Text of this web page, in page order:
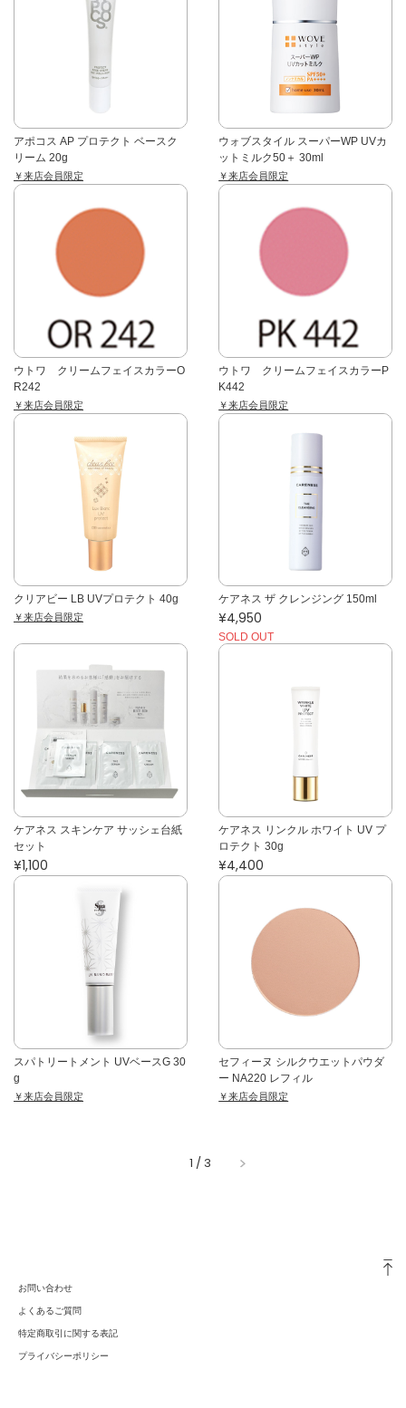
アポコス AP プロテクト ベースク
リーム 20g
￥来店会員限定
ウォブスタイル スーパーWP UVカ
ットミルク50＋ 30ml
￥来店会員限定
ウトワ クリームフェイスカラーO
R242
￥来店会員限定
ウトワ クリームフェイスカラーP
K442
￥来店会員限定
クリアビー LB UVプロテクト 40g
￥来店会員限定
ケアネス ザ クレンジング 150ml
¥4,950
SOLD OUT
ケアネス スキンケア サッシェ台紙
セット
¥1,100
ケアネス リンクル ホワイト UV プ
ロテクト 30g
¥4,400
スパトリートメント UVベースG 30
g
￥来店会員限定
セフィーヌ シルクウエットパウダ
ー NA220 レフィル
￥来店会員限定
1 / 3
お問い合わせ
よくあるご質問
特定商取引に関する表記
プライバシーポリシー